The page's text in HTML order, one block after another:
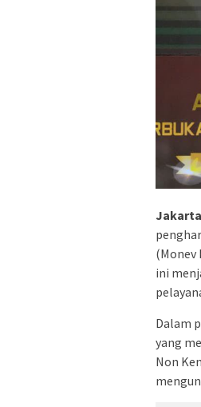
(Monev
ini
Dalam
yang
Non